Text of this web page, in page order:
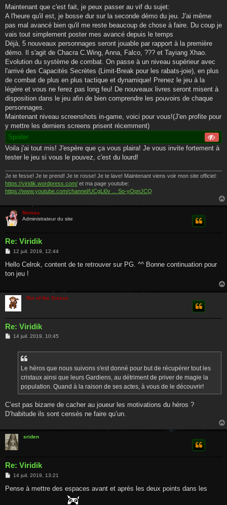
Maintenant que c'est fait, je peux passer au vif du sujet:
A l'heure qu'il est, je bosse dur sur la seconde démo du jeu. J'ai même
pas mal avancé bien qu'il me reste beaucoup de chose à faire. Du coup je
vais tout simplement poster mes avancé depuis le temps
Déjà, 5 nouveaux personnages seront jouable par rapport à la première
démo. Il s'agit de Chacra C.Wing, Anna, Falco, ??? et Tayiang Xhao.
Evolution du système de combat. On passe à un niveau supérieur avec
l'arrivé des Capacités Secrètes (Limit-Break pour les rabats-joie), en plus
de combat de plus en plus tactique et dynamique! Prenez le jeu à la
légère et vous ne ferez pas long feu! De nouveaux livres seront misent à
disposition dans le jeu afin de bien comprendre les pouvoirs de chaque
personnages.
Maintenant niveau screenshots in-game, voici pour vous!(J'en profite pour
y mettre les derniers screens prisent récemment)
Spoiler
Voila j'ai tout mis! J'espère que ça vous plaira! Je vous invite fortement à
tester le jeu si vous le pouvez, c'est du lourd!
Je te fesse! Je te prend! Je te rosse! Je te lave! Maintenant viens voir mon site officiel:
https://viridik.wordpress.com/ et ma page youtube:
https://www.youtube.com/channel/UCgLi0v ... So-yOpnJCQ
Nemau
Administrateur du site
Re: Viridik
M
s
a
12 juil. 2019, 12:44
Hello Celrok, content de te retrouver sur PG. ^^ Bonne continuation pour
ton jeu !
Roi of the Suisse
Re: Viridik
M
14 juil. 2019, 10:45
Le héros que nous suivons s'est donné pour but de récupérer tout les
cristaux ainsi que leurs Gardiens, au détriment de priver de magie la
population. Quand à la raison de ses actes, à vous de le découvrir!
C’est pas bizarre de cacher au joueur les motivations du héros ?
D’habitude ils sont censés ne faire qu’un.
sriden
Re: Viridik
M
s
14 juil. 2019, 13:21
Pense à mettre des espaces avant et après les deux points dans les